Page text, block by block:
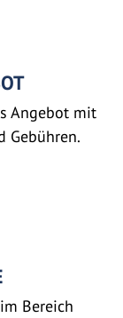
Angebot mit
Gebühren.
Bereich